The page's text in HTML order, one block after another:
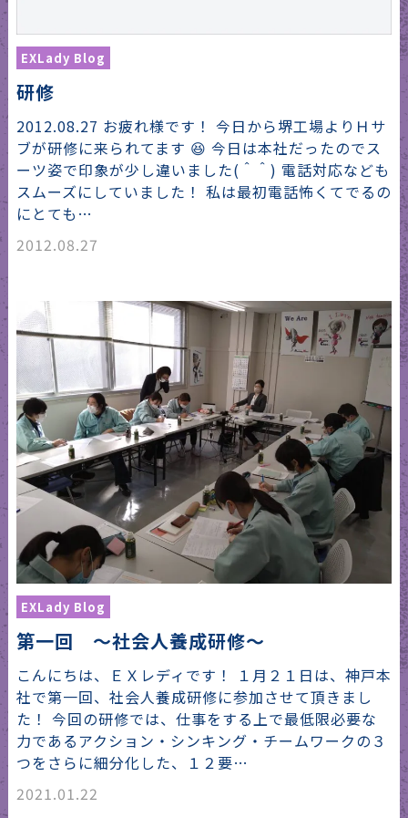
EXLady Blog
研修
2012.08.27 お疲れ様です！ 今日から堺工場よりＨサ
ブが研修に来られてます 😆 今日は本社だったのでス
ーツ姿で印象が少し違いました(＾＾) 電話対応なども
スムーズにしていました！ 私は最初電話怖くてでるの
にとても…
2012.08.27
EXLady Blog
第一回 ～社会人養成研修～
こんにちは、ＥＸレディです！ １月２１日は、神戸本
社で第一回、社会人養成研修に参加させて頂きまし
た！ 今回の研修では、仕事をする上で最低限必要な
力であるアクション・シンキング・チームワークの３
つをさらに細分化した、１２要…
2021.01.22